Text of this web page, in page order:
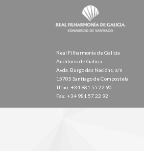
Real Filharmonía de Galicia
Auditorio de Galicia
Avda. Burgo das Nacións, s/n
15705 Santiago de Compostela
Tlfno: +34 981 55 22 90
Fax: +34 981 57 22 92